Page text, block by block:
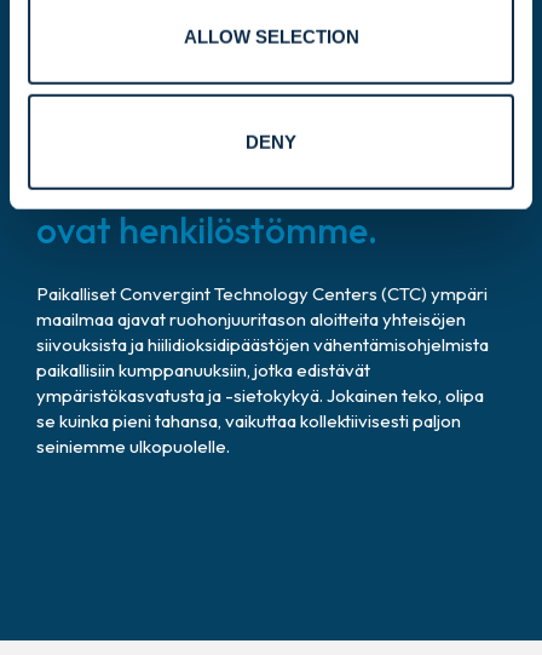
ALLOW SELECTION
DENY
Globaali ponnistus.
Paikallinen vaikutus.
Kestävän kehityksen
matkamme voimanlähteenä
ovat henkilöstömme.
Paikalliset Convergint Technology Centers (CTC) ympäri
maailmaa ajavat ruohonjuuritason aloitteita yhteisöjen
siivouksista ja hiilidioksidipäästöjen vähentämisohjelmista
paikallisiin kumppanuuksiin, jotka edistävät
ympäristökasvatusta ja -sietokykyä. Jokainen teko, olipa
se kuinka pieni tahansa, vaikuttaa kollektiivisesti paljon
seiniemme ulkopuolelle.